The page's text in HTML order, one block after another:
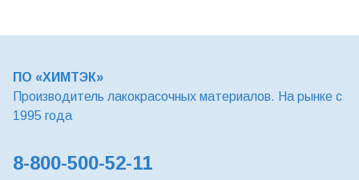
ПО «ХИМТЭК»
Производитель лакокрасочных материалов. На рынке с
1995 года
8-800-500-52-11